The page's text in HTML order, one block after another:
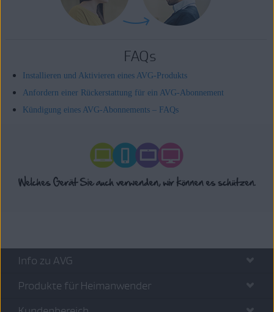
FAQs
Installieren und Aktivieren eines AVG-Produkts
Anfordern einer Rückerstattung für ein AVG-Abonnement
Kündigung eines AVG-Abonnements – FAQs
Info zu AVG
Produkte für Heimanwender